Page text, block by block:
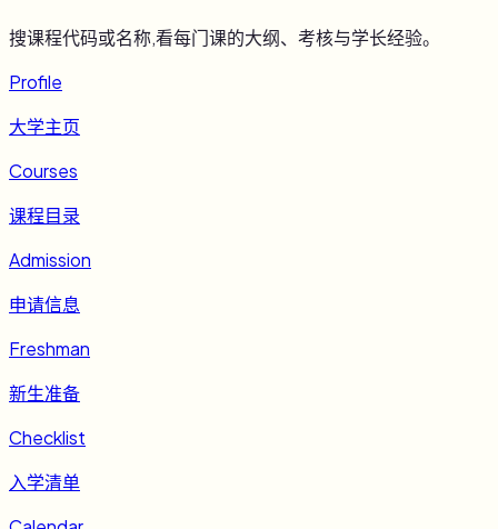
搜课程代码或名称,看每门课的大纲、考核与学长经验。
Profile
大学主页
Courses
课程目录
Admission
申请信息
Freshman
新生准备
Checklist
入学清单